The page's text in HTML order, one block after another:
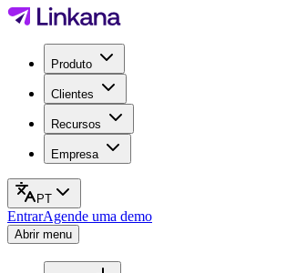
Produto
Clientes
Recursos
Empresa
PT
EntrarAgende uma demo
Abrir menu